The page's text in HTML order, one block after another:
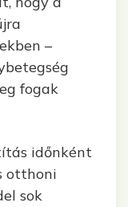
–
fogak
időnként
otthoni
sok